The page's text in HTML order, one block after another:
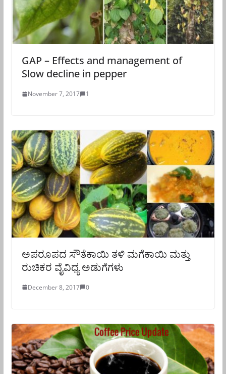
GAP – Effects and management of
Slow decline in pepper
November 7, 2017 1
ಅಪರೂಪದ ಸೌತೆಕಾಯಿ ತಳಿ ಮಗೆಕಾಯಿ ಮತ್ತು
ರುಚಿಕರ ವೈವಿಧ್ಯ ಅಡುಗೆಗಳು
December 8, 2017 0